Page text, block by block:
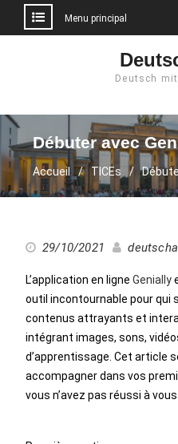
Menu principal
Deutsch
Débuter avec
Accueil TICEs
29/10/2021
L’application en ligne Genially
outil incontournable pour qui
contenus attrayants et
intégrant images, sons,
d’apprentissage. Cet article
accompagner dans vos
vous n’avez pas réussi à